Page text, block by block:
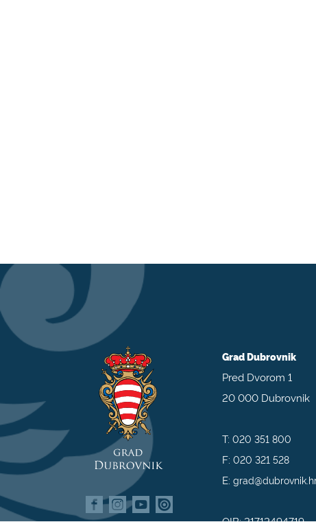
Grad Dubrovnik
Pred Dvorom 1
20 000 Dubrovnik
T:020 351 800
F:020 321 528
E: